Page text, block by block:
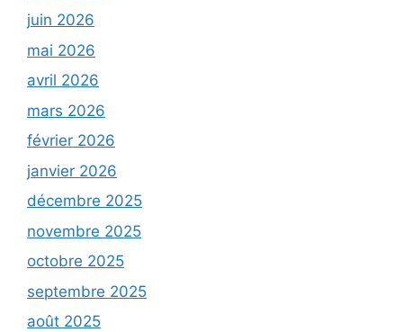
juin 2026
mai 2026
avril 2026
mars 2026
février 2026
janvier 2026
décembre 2025
novembre 2025
octobre 2025
septembre 2025
août 2025